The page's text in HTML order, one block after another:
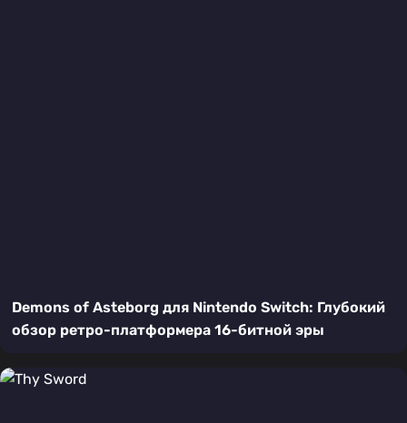
Demons of Asteborg для Nintendo Switch: Глубокий
обзор ретро-платформера 16-битной эры